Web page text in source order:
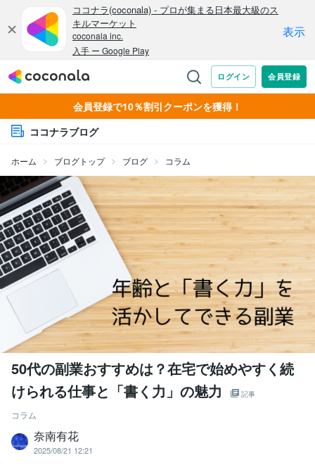
会員登録で10％割引クーポンを獲得！
ココナラブログ
ホーム ブログトップ ブログ コラム
50代の副業おすすめは？在宅で始めやすく続
けられる仕事と「書く力」の魅力
記事
コラム
奈南有花
2025/08/21 12:21